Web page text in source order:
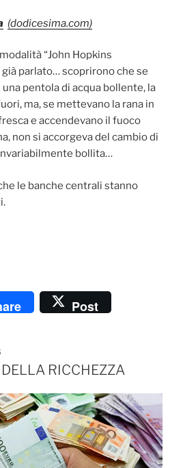
(dodicesima.com)
“John Hopkins
già parlato… scoprirono che se
pentola di acqua bollente, la
ma, se mettevano la rana in
e accendevano il fuoco
non si accorgeva del cambio di
bollita…
le banche centrali stanno
Post
RICCHEZZA